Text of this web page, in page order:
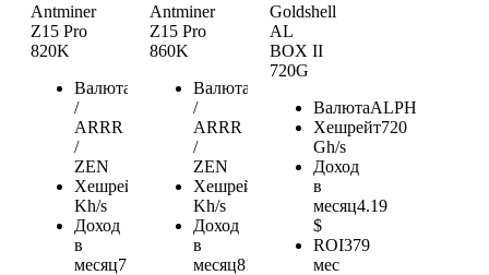
Antminer
Z15 Pro
820K
Валюта
/
ARRR
/
ZEN
Хешрейт
Kh/s
Доход
в
месяц776.64
Antminer
Z15 Pro
860K
Валюта
/
ARRR
/
ZEN
Хешрейт
Kh/s
Доход
в
месяц814.52
Goldshell
AL
BOX II
720G
ВалютаALPH
Хешрейт720
Gh/s
Доход
в
месяц4.19
$
ROI379
мес